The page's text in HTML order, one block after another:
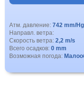
Атм. давление: 742 mm/Hg
Направл. ветра:
Скорость ветра: 2,2 m/s
Всего осадков: 0 mm
Возможная погода: